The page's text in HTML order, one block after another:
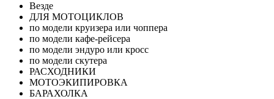
Везде
ДЛЯ МОТОЦИКЛОВ
по модели круизера или чоппера
по модели кафе-рейсера
по модели эндуро или кросс
по модели скутера
РАСХОДНИКИ
МОТОЭКИПИРОВКА
БАРАХОЛКА